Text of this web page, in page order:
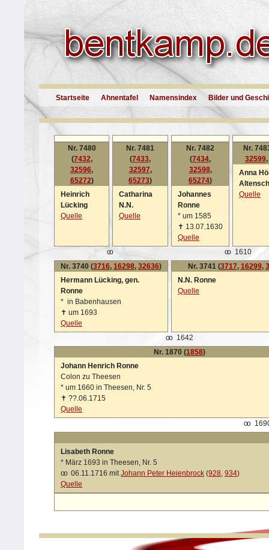
Startseite Ahnentafel Namensindex Bilder und
Nr. 7480
(7432,
32596,
65272)
Heinrich
Lücking
Quelle
Nr. 7481
(7433,
32597,
65273)
Catharina
N.N.
Quelle
Nr. 7482
(7434,
32598,
65274)
Johannes
Ronne
* um 1585
✝ 13.07.1630
Quelle
Nr.
32599,
Anna
Quelle
oo oo
1610
Nr. 3740 (3716, 16298, 32636)
Hermann Lücking, gen.
Ronne
* in Babenhausen
✝ um 1693
Quelle
Nr. 3741 (3717, 16299,
N.N. Ronne
Quelle
oo
1642
Nr. 1870 (1858)
Johann Henrich Ronne
Colon zu Theesen
* um 1660 in Theesen, Nr. 5
✝ ??.06.1715
Quelle
oo
Lisabeth Ronne
* März 1693 in Theesen, Nr. 5
oo 06.11.1716 mitJohann Peter Heienbrock (928,934)
Quelle